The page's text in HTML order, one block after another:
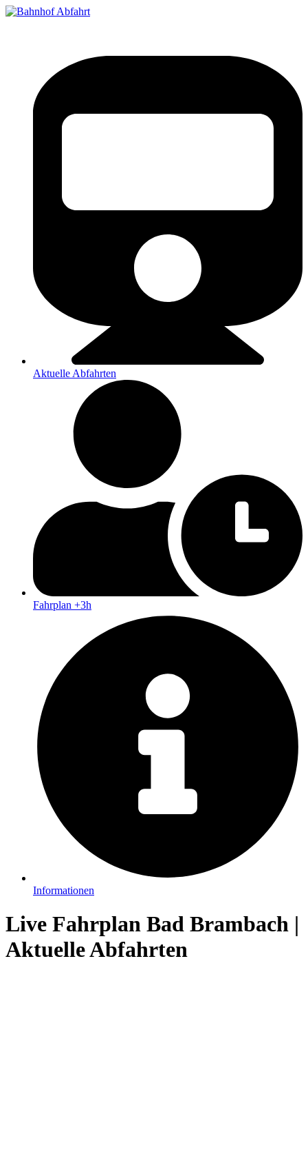
Aktuelle Abfahrten
Fahrplan +3h
Informationen
Live Fahrplan Bad Brambach |
Aktuelle Abfahrten